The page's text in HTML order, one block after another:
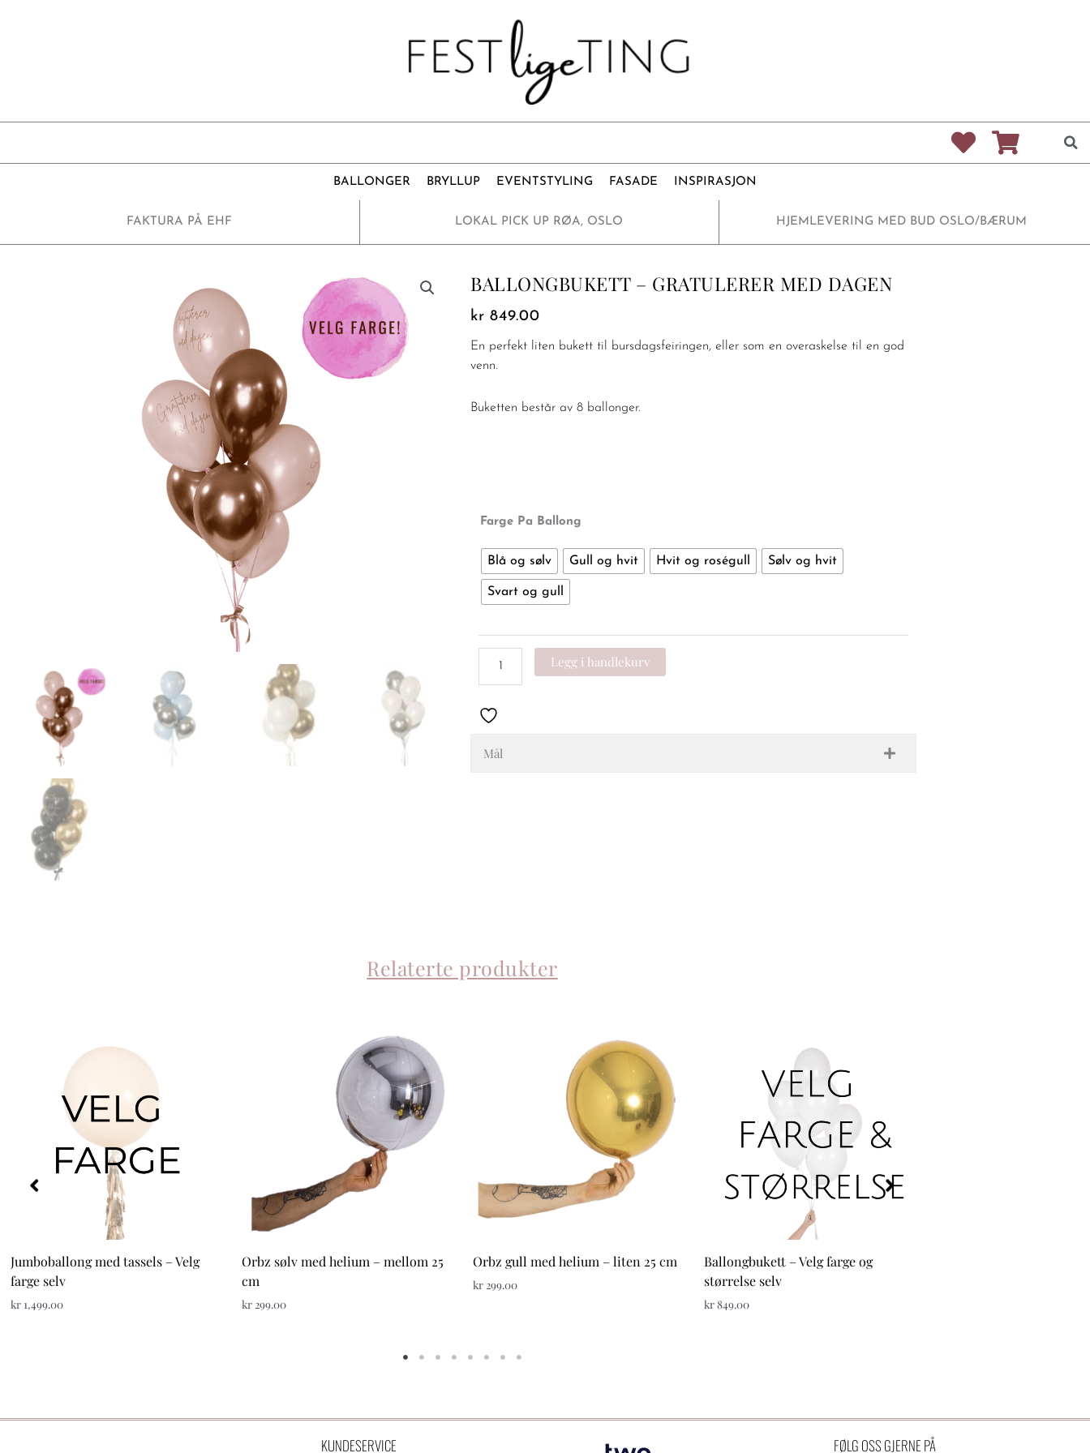
BALLONGER BRYLLUP EVENTSTYLING FASADE INSPIRASJON
FAKTURA PÅ EHF LOKAL PICK UP RØA, OSLO HJEMLEVERING MED BUD OSLO/BÆRUM
BALLONGBUKETT – GRATULERER MED DAGEN
kr 849.00
En perfekt liten bukett til bursdagsfeiringen, eller som en overaskelse til en god
venn.
Buketten består av 8 ballonger.
Farge Pa Ballong
Blå og sølv Gull og hvit Hvit og roségull Sølv og hvit
Svart og gull
Ballongbukett
gratulerer
med
dagen
Legg i handlekurv
Mål
Relaterte produkter
Jumboballong med tassels – Velg
farge selv
kr 1,499.00
Orbz sølv med helium – mellom 25
cm
kr 299.00
Orbz gull med helium – liten 25 cm
kr 299.00
Ballongbukett – Velg farge og
størrelse selv
kr849.00
KUNDESERVICE FØLG OSS GJERNE PÅ